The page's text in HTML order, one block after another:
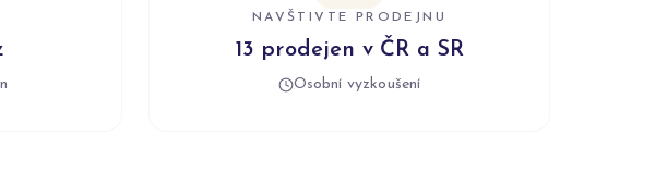
NAVŠTIVTE PRODEJNU
13 prodejen v ČR a SR
Osobní vyzkoušení